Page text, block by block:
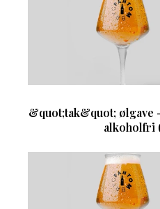
&quot;tak&quot; ølgave
alkoholfri